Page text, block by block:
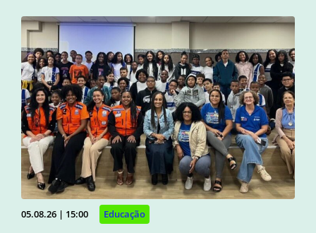
05.08.26 | 15:00 Educação